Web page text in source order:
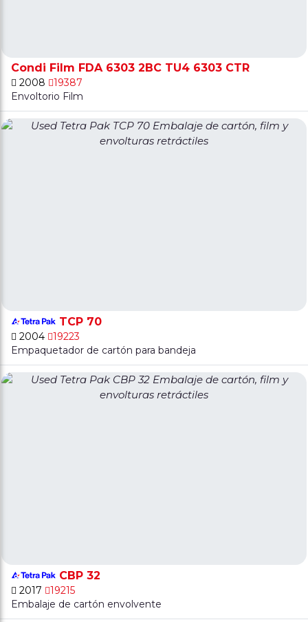
Condi Film FDA 6303 2BC TU4 6303 CTR
2008
19387
Envoltorio Film
TCP 70
2004
19223
Empaquetador de cartón para bandeja
CBP 32
2017
19215
Embalaje de cartón envolvente